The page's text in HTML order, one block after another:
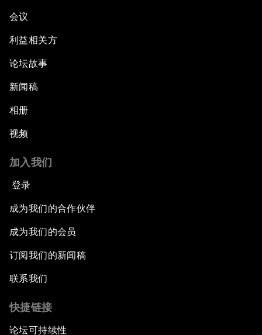
会议
利益相关方
论坛故事
新闻稿
相册
视频
加入我们
登录
成为我们的合作伙伴
成为我们的会员
订阅我们的新闻稿
联系我们
快捷链接
论坛可持续性